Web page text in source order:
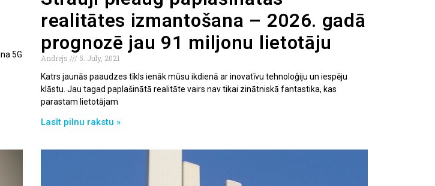
5G
realitātes izmantošana – 2026. gadā
prognozē jau 91 miljonu lietotāju
Andrejs
5. July, 2021
Katrs jaunās paaudzes tīkls ienāk mūsu ikdienā ar inovatīvu tehnoloģiju un iespēju
klāstu. Jau tagad paplašinātā realitāte vairs nav tikai zinātniskā fantastika, kas
parastam lietotājam
Lasīt pilnu rakstu »